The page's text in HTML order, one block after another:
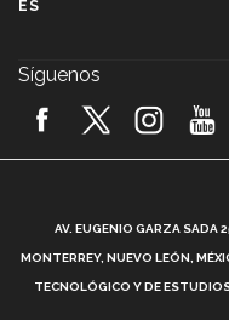
2026! (video)
¿Cómo es
ES
Síguenos
AV. EUGENIO GARZA SADA
MONTERREY, NUEVO LEÓN,
TECNOLÓGICO Y DE